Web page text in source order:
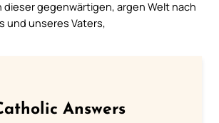
gegenwärtigen, argen Welt nach
und unseres Vaters,
Answers